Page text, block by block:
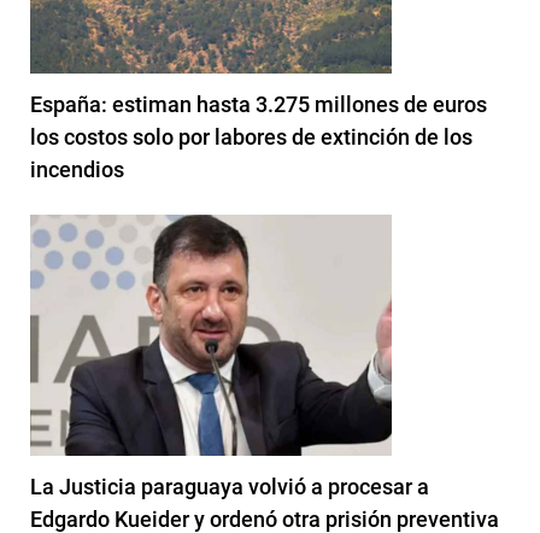
España: estiman hasta 3.275 millones de euros
los costos solo por labores de extinción de los
incendios
La Justicia paraguaya volvió a procesar a
Edgardo Kueider y ordenó otra prisión preventiva